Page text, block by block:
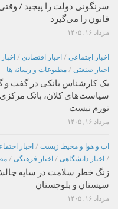
سرنگونی دولت را پیچید /
قانون را می‌گیرد
مرداد ۱۶, ۱۴۰۵
اخبار اجتماعی / اخبار اقتصادی /
اخبار صنعتی / مطبوعات و رسانه ها
یک کارشناس بانکی در گفت و گو
سیاست‌های کلان، بانک مرکزی
تورم نیست
مرداد ۱۶, ۱۴۰۵
اب و هوا و محیط زیست / اخبار
/ اخبار دانشگاهی / اخبار فرهنگی /
زنگ خطر سلامت در سایه
سیستان و بلوچستان
مرداد ۱۶, ۱۴۰۵